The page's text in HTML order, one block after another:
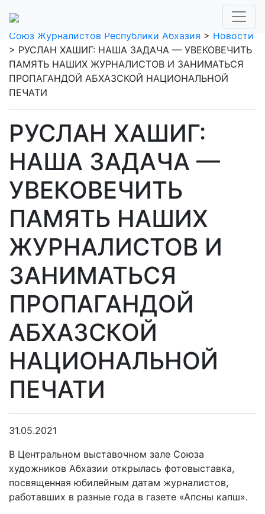
Союз Журналистов Республики Абхазия > Новости
> РУСЛАН ХАШИГ: НАША ЗАДАЧА — УВЕКОВЕЧИТЬ
ПАМЯТЬ НАШИХ ЖУРНАЛИСТОВ И ЗАНИМАТЬСЯ
ПРОПАГАНДОЙ АБХАЗСКОЙ НАЦИОНАЛЬНОЙ
ПЕЧАТИ
РУСЛАН ХАШИГ:
НАША ЗАДАЧА —
УВЕКОВЕЧИТЬ
ПАМЯТЬ НАШИХ
ЖУРНАЛИСТОВ И
ЗАНИМАТЬСЯ
ПРОПАГАНДОЙ
АБХАЗСКОЙ
НАЦИОНАЛЬНОЙ
ПЕЧАТИ
31.05.2021
В Центральном выставочном зале Союза
художников Абхазии открылась фотовыставка,
посвященная юбилейным датам журналистов,
работавших в разные года в газете «Апсны капш».